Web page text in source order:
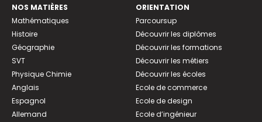
NOS MATIÈRES
Mathématiques
Histoire
Géographie
SVT
Physique Chimie
Anglais
Espagnol
Allemand
ORIENTATION
Parcoursup
Découvrir les diplômes
Découvrir les formations
Découvrir les métiers
Découvrir les écoles
Ecole de commerce
Ecole de design
Ecole d’ingénieur